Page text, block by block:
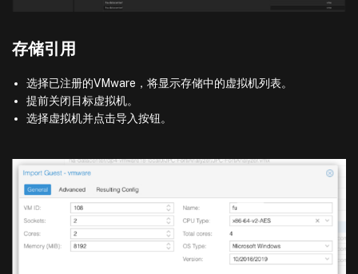
存储引用
选择已注册的VMware，将显示存储中的虚拟机列表。
提前关闭目标虚拟机。
选择虚拟机并点击导入按钮。